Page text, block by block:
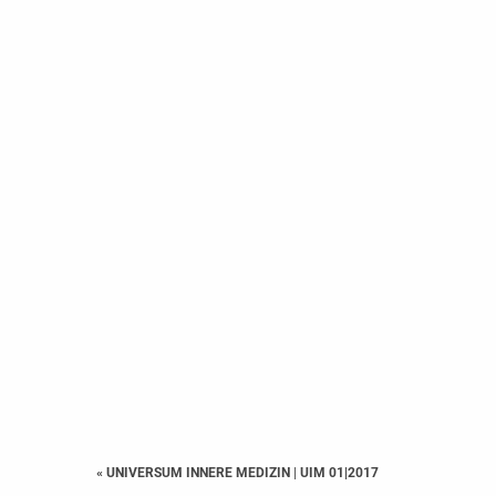
« UNIVERSUM INNERE MEDIZIN | UIM 01|2017